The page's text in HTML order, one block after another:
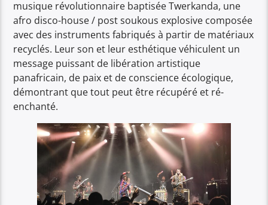
musique révolutionnaire baptisée Twerkanda, une
afro disco-house / post soukous explosive composée
avec des instruments fabriqués à partir de matériaux
recyclés. Leur son et leur esthétique véhiculent un
message puissant de libération artistique
panafricain, de paix et de conscience écologique,
démontrant que tout peut être récupéré et ré-
enchanté.